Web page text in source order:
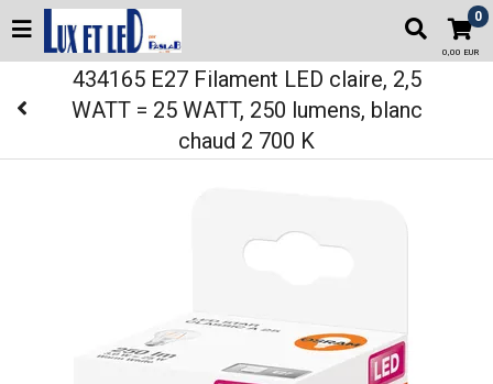
0
0,00 EUR
434165 E27 Filament LED claire, 2,5
WATT = 25 WATT, 250 lumens, blanc
chaud 2 700 K